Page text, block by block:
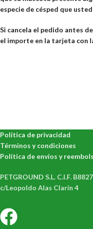
especie de césped que
Si cancela el pedido antes
el importe en la tarjeta con
Política de privacidad
Términos y condiciones
Política de envíos y
PETGROUND S.L. C.I.F.
c/Leopoldo Alas Clarín 4